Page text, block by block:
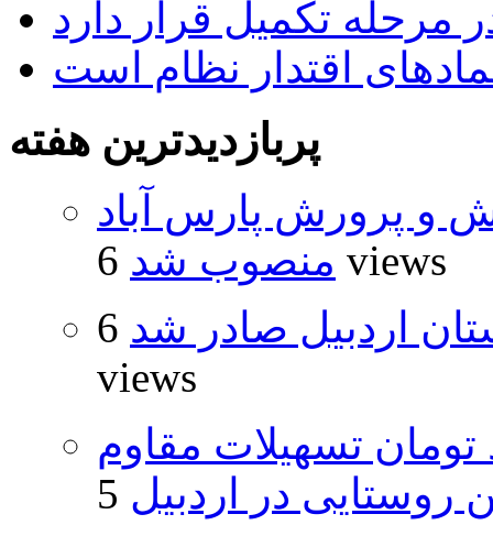
مرحله تکمیل قرار دارد
اقتدار نظام است
پربازدیدترین هفته
و پرورش پارس آباد
منصوب شد 6 views
اردبیل صادر شد 6
views
و ۴۸۰ میلیارد تومان تسهیلات مقاوم
در اردبیل